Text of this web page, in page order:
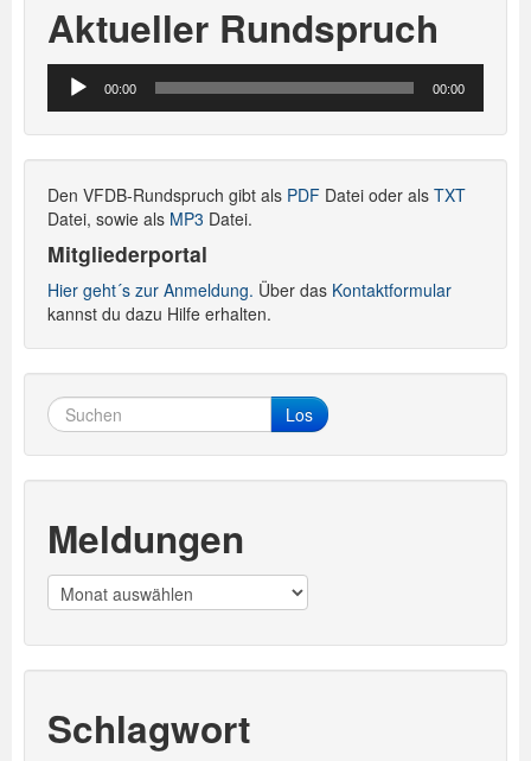
Aktueller Rundspruch
Audio-
Player
00:00 00:00
Den VFDB-Rundspruch gibt als PDF Datei oder als TXT
Datei, sowie als MP3 Datei.
Mitgliederportal
Hier geht´s zur Anmeldung. Über das Kontaktformular
kannst du dazu Hilfe erhalten.
Los
Meldungen
Meldungen
Schlagwort